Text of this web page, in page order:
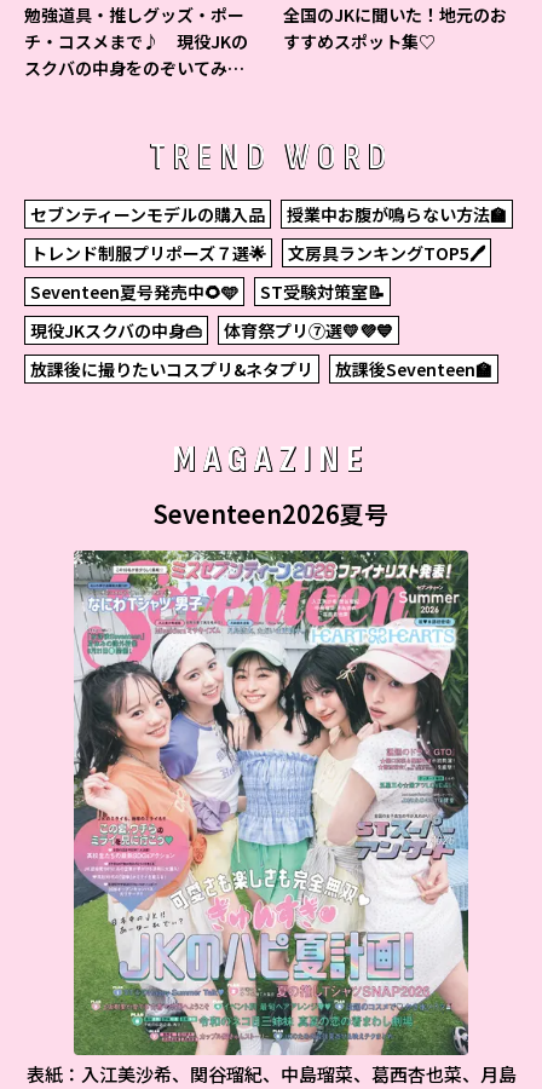
勉強道具・推しグッズ・ポー
チ・コスメまで♪ 現役JKの
スクバの中身をのぞいてみ
全国のJKに聞いた！地元のお
すすめスポット集♡
TREND WORD
セブンティーンモデルの購入品
授業中お腹が鳴らない方法🏫
トレンド制服プリポーズ７選🌟
文房具ランキングTOP5🖊
Seventeen夏号発売中🌻🩵
ST受験対策室📝
現役JKスクバの中身👜
体育祭プリ⑦選💛💜💙
放課後に撮りたいコスプリ&ネタプリ
放課後Seventeen🏫
MAGAZINE
Seventeen2026夏号
表紙：入江美沙希、関谷瑠紀、中島瑠菜、葛西杏也菜、月島